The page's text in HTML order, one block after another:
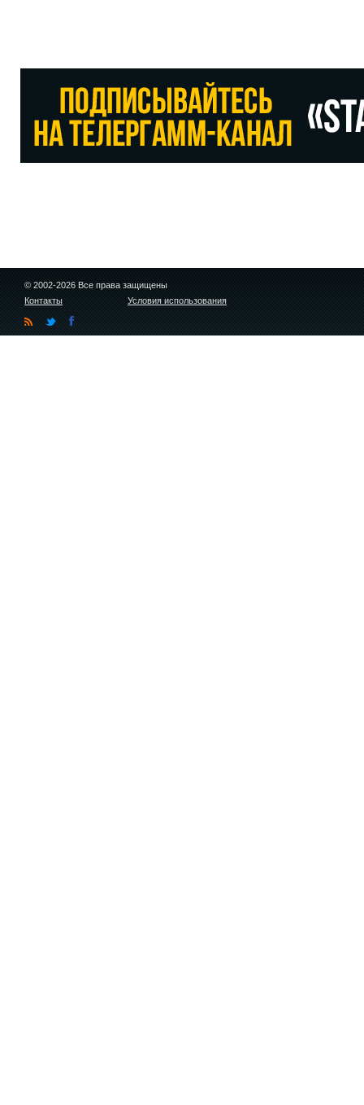
© 2002-2026 Все права защищены
Контакты
Условия использования